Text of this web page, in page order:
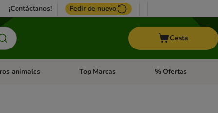
¡Contáctanos! Pedir de nuevo
Cesta
Roedores y +
de categoria abierto: Pájaros
animales Menú de categoria abierto: Otros animales
Top Marcas Menú de categoria
% Ofertas